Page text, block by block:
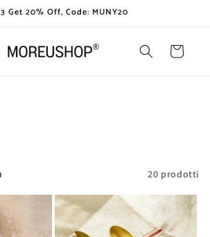
Get 20% Off, Code: MUNY20
Carrello
20 prodotti